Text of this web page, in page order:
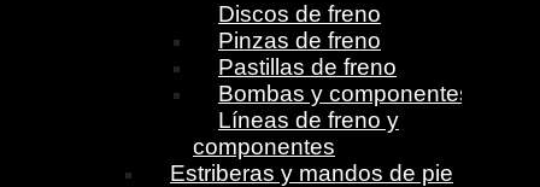
Discos de freno
Pinzas de freno
Pastillas de freno
Bombas y componentes
Líneas de freno y
componentes
Estriberas y mandos de pie